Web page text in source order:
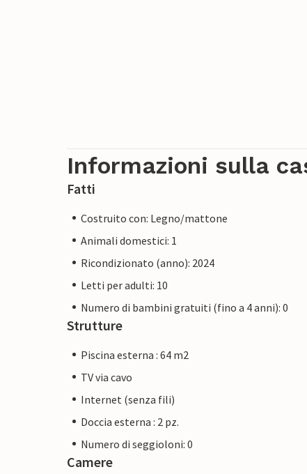
Informazioni sulla
Fatti
Costruito con: Legno/mattone
Animali domestici: 1
Ricondizionato (anno): 2024
Letti per adulti: 10
Numero di bambini gratuiti (fino a 4 anni): 0
Strutture
Piscina esterna : 64 m2
TV via cavo
Internet (senza fili)
Doccia esterna : 2 pz.
Numero di seggioloni: 0
Camere